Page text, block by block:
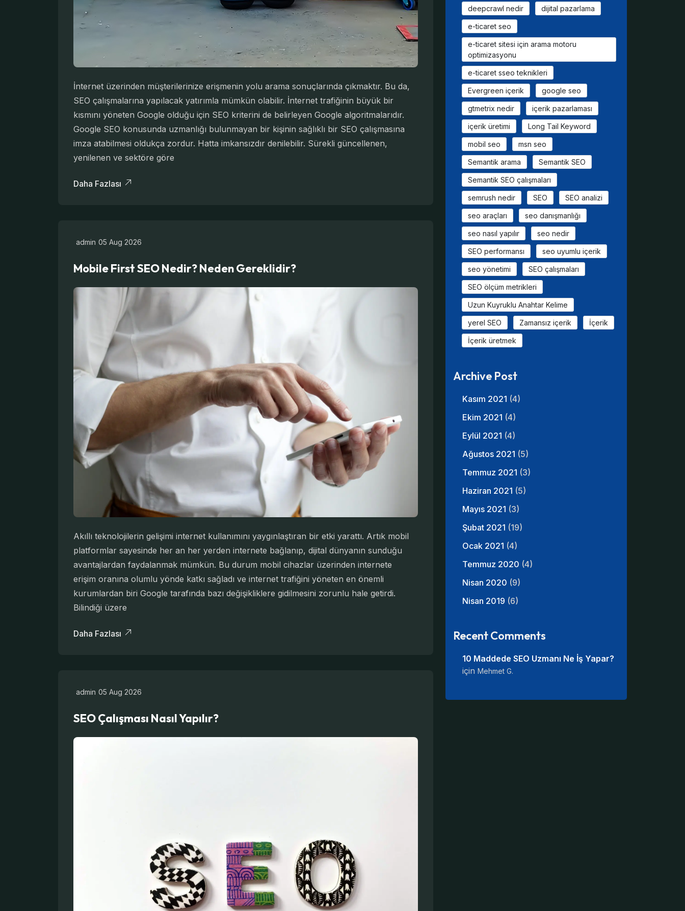
İnternet üzerinden müşterilerinize erişmenin yolu arama sonuçlarında çıkmaktır. Bu da,
SEO çalışmalarına yapılacak yatırımla mümkün olabilir. İnternet trafiğinin büyük bir
kısmını yöneten Google olduğu için SEO kriterini de belirleyen Google algoritmalarıdır.
Google SEO konusunda uzmanlığı bulunmayan bir kişinin sağlıklı bir SEO çalışmasına
imza atabilmesi oldukça zordur. Hatta imkansızdır denilebilir. Sürekli güncellenen,
yenilenen ve sektöre göre
Daha Fazlası
admin 05 Aug 2026
Mobile First SEO Nedir? Neden Gereklidir?
Akıllı teknolojilerin gelişimi internet kullanımını yaygınlaştıran bir etki yarattı. Artık mobil
platformlar sayesinde her an her yerden internete bağlanıp, dijital dünyanın sunduğu
avantajlardan faydalanmak mümkün. Bu durum mobil cihazlar üzerinden internete
erişim oranına olumlu yönde katkı sağladı ve internet trafiğini yöneten en önemli
kurumlardan biri Google tarafında bazı değişikliklere gidilmesini zorunlu hale getirdi.
Bilindiği üzere
Daha Fazlası
admin 05 Aug 2026
SEO Çalışması Nasıl Yapılır?
deepcrawl nedir dijital pazarlama
e-ticaret seo
e-ticaret sitesi için arama motoru
optimizasyonu
e-ticaret sseo teknikleri
Evergreen içerik google seo
gtmetrix nedir içerik pazarlaması
içerik üretimi Long Tail Keyword
mobil seo msn seo
Semantik arama Semantik SEO
Semantik SEO çalışmaları
semrush nedir SEO SEO analizi
seo araçları seo danışmanlığı
seo nasıl yapılır seo nedir
SEO performansı seo uyumlu içerik
seo yönetimi SEO çalışmaları
SEO ölçüm metrikleri
Uzun Kuyruklu Anahtar Kelime
yerel SEO Zamansız içerik İçerik
İçerik üretmek
Archive Post
Kasım 2021 (4)
Ekim 2021 (4)
Eylül 2021 (4)
Ağustos 2021 (5)
Temmuz 2021 (3)
Haziran 2021 (5)
Mayıs 2021 (3)
Şubat 2021 (19)
Ocak 2021 (4)
Temmuz 2020 (4)
Nisan 2020 (9)
Nisan 2019 (6)
Recent Comments
10 Maddede SEO Uzmanı Ne İş Yapar?
için Mehmet G.